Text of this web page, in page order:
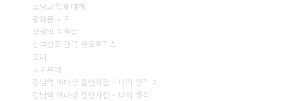
코딩교육에 대해
광화문 시위
정권의 치졸함
상부상조 간극 온오프믹스
고리
동기부여
강남역 여대생 살인사건 – 나의 생각 2
강남역 여대생 살인사건 – 나의 생각